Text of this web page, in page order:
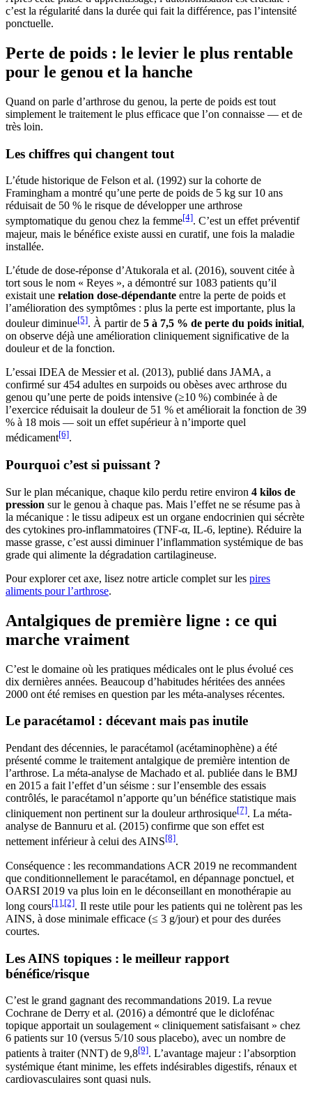
c’est la régularité dans la durée qui fait la différence, pas l’intensité
ponctuelle.
Perte de poids : le levier le plus rentable
pour le genou et la hanche
Quand on parle d’arthrose du genou, la perte de poids est tout
simplement le traitement le plus efficace que l’on connaisse — et de
très loin.
Les chiffres qui changent tout
L’étude historique de Felson et al. (1992) sur la cohorte de
Framingham a montré qu’une perte de poids de 5 kg sur 10 ans
réduisait de 50 % le risque de développer une arthrose
symptomatique du genou chez la femme[4]. C’est un effet préventif
majeur, mais le bénéfice existe aussi en curatif, une fois la maladie
installée.
L’étude de dose-réponse d’Atukorala et al. (2016), souvent citée à
tort sous le nom « Reyes », a démontré sur 1083 patients qu’il
existait une relation dose-dépendante entre la perte de poids et
l’amélioration des symptômes : plus la perte est importante, plus la
douleur diminue[5]. À partir de 5 à 7,5 % de perte du poids initial,
on observe déjà une amélioration cliniquement significative de la
douleur et de la fonction.
L’essai IDEA de Messier et al. (2013), publié dans JAMA, a
confirmé sur 454 adultes en surpoids ou obèses avec arthrose du
genou qu’une perte de poids intensive (≥10 %) combinée à de
l’exercice réduisait la douleur de 51 % et améliorait la fonction de 39
% à 18 mois — soit un effet supérieur à n’importe quel
médicament[6].
Pourquoi c’est si puissant ?
Sur le plan mécanique, chaque kilo perdu retire environ 4 kilos de
pression sur le genou à chaque pas. Mais l’effet ne se résume pas à
la mécanique : le tissu adipeux est un organe endocrinien qui sécrète
des cytokines pro-inflammatoires (TNF-α, IL-6, leptine). Réduire la
masse grasse, c’est aussi diminuer l’inflammation systémique de bas
grade qui alimente la dégradation cartilagineuse.
Pour explorer cet axe, lisez notre article complet sur les pires
aliments pour l’arthrose.
Antalgiques de première ligne : ce qui
marche vraiment
C’est le domaine où les pratiques médicales ont le plus évolué ces
dix dernières années. Beaucoup d’habitudes héritées des années
2000 ont été remises en question par les méta-analyses récentes.
Le paracétamol : décevant mais pas inutile
Pendant des décennies, le paracétamol (acétaminophène) a été
présenté comme le traitement antalgique de première intention de
l’arthrose. La méta-analyse de Machado et al. publiée dans le BMJ
en 2015 a fait l’effet d’un séisme : sur l’ensemble des essais
contrôlés, le paracétamol n’apporte qu’un bénéfice statistique mais
cliniquement non pertinent sur la douleur arthrosique[7]. La méta-
analyse de Bannuru et al. (2015) confirme que son effet est
nettement inférieur à celui des AINS[8].
Conséquence : les recommandations ACR 2019 ne recommandent
que conditionnellement le paracétamol, en dépannage ponctuel, et
OARSI 2019 va plus loin en le déconseillant en monothérapie au
long cours[1] [2]. Il reste utile pour les patients qui ne tolèrent pas les
AINS, à dose minimale efficace (≤ 3 g/jour) et pour des durées
courtes.
Les AINS topiques : le meilleur rapport
bénéfice/risque
C’est le grand gagnant des recommandations 2019. La revue
Cochrane de Derry et al. (2016) a démontré que le diclofénac
topique apportait un soulagement « cliniquement satisfaisant » chez
6 patients sur 10 (versus 5/10 sous placebo), avec un nombre de
patients à traiter (NNT) de 9,8[9]. L’avantage majeur : l’absorption
systémique étant minime, les effets indésirables digestifs, rénaux et
cardiovasculaires sont quasi nuls.